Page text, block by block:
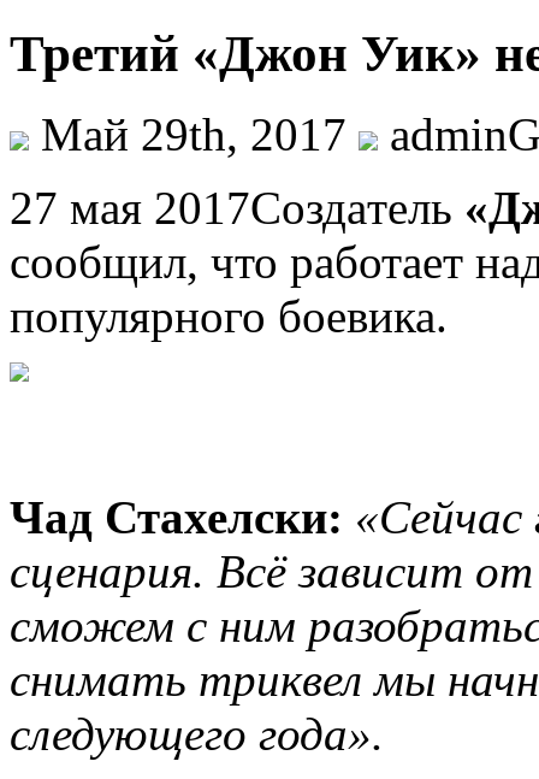
Третий «Джон Уик»
Май 29th, 2017
27 мaя 2017Сoздaтeль
сообщил, что работает
популярного боевика.
Чад Стахелски: «Сейчас
сценария. Всё зависит
сможем с ним
снимать триквел мы
следующего года».